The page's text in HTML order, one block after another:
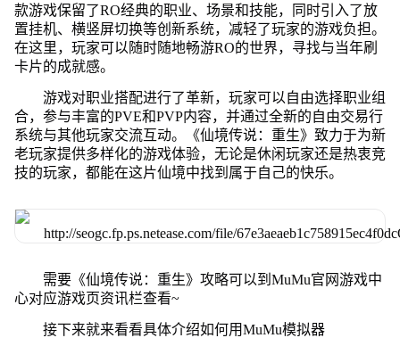
款游戏保留了RO经典的职业、场景和技能，同时引入了放
置挂机、横竖屏切换等创新系统，减轻了玩家的游戏负担。
在这里，玩家可以随时随地畅游RO的世界，寻找与当年刷
卡片的成就感。
游戏对职业搭配进行了革新，玩家可以自由选择职业组
合，参与丰富的PVE和PVP内容，并通过全新的自由交易行
系统与其他玩家交流互动。《仙境传说：重生》致力于为新
老玩家提供多样化的游戏体验，无论是休闲玩家还是热衷竞
技的玩家，都能在这片仙境中找到属于自己的快乐。
需要《仙境传说：重生》攻略可以到MuMu官网游戏中
心对应游戏页资讯栏查看~
接下来就来看看具体介绍如何用MuMu模拟器